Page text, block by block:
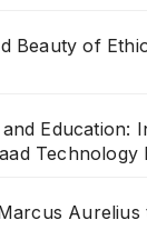
Beauty of
Education:
Technology
Aurelius